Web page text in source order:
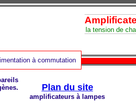
la tension de
à commutation
Plan du site
amplificateurs à lampes